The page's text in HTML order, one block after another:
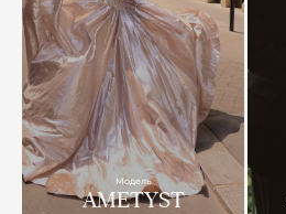
Модель
AMETYST